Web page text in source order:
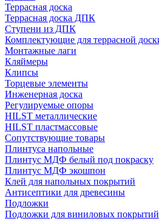
Террасная доска
Террасная доска ДПК
Ступени из ДПК
Комплектующие для террасной
Монтажные лаги
Кляймеры
Клипсы
Торцевые элементы
Инженерная доска
Регулируемые опоры
HILST металлические
HILST пластмассовые
Сопутствующие товары
Плинтуса напольные
Плинтус МДФ белый под покраску
Плинтус МДФ экошпон
Клей для напольных покрытий
Антисептики для древесины
Подложки
Подложки для виниловых покрытий